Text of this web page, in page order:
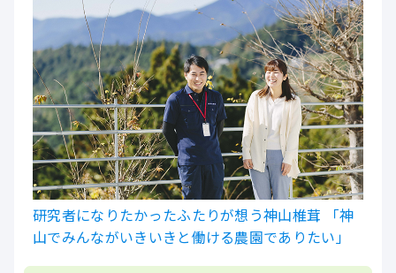
研究者になりたかったふたりが想う神山椎茸 「神
山でみんながいきいきと働ける農園でありたい」